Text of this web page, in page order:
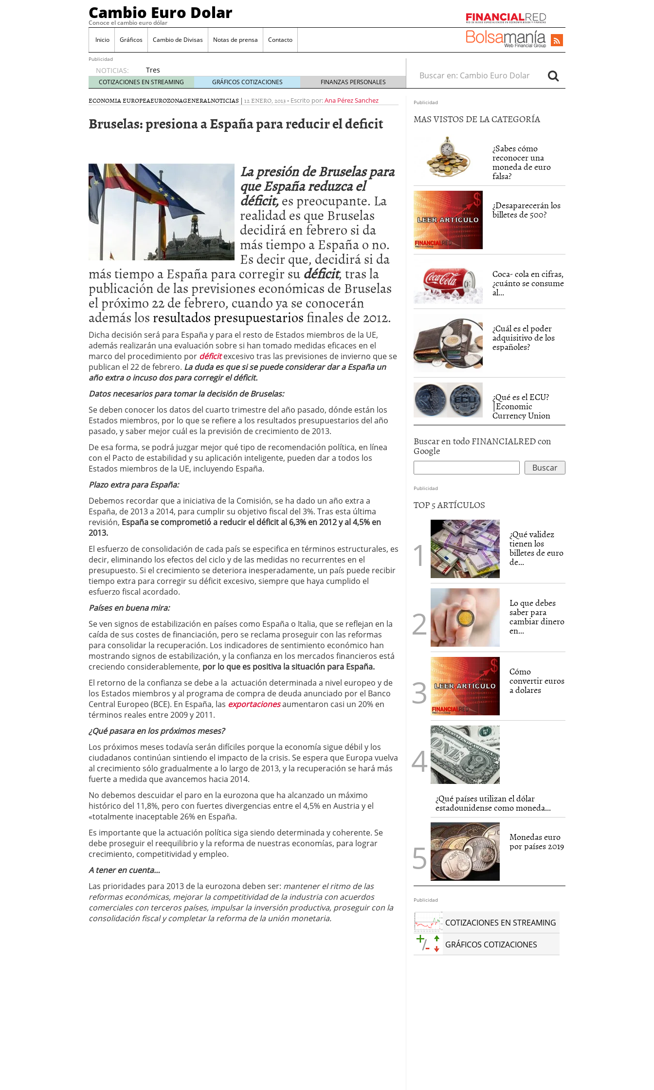
Cambio Euro Dolar
Conoce el cambio euro dólar
Inicio Gráficos Cambio de Divisas Notas de prensa Contacto
Publicidad
NOTICIAS:
Tres
escenarios
posibles
para el
las
26/01/2026
Informe de mercado: el euro se mantiene cerca de 1,174 USD tras rebote
del dólar 21/01/2026
Qué está moviendo hoy el cambio euro-dólar
Contexto del dólar fuerte: próximos reportes de empleo de EE. UU. se
convierten en foco principal para el par EUR/USD 09/01/2026
El dólar vive su mayor caída anual desde 2017 mientras analistas esperan
más debilidad en 2026 05/01/2026
COTIZACIONES EN STREAMING GRÁFICOS COTIZACIONES FINANZAS PERSONALES
Buscar en:
ECONOMIA EUROPEAEUROZONAGENERALNOTICIAS | 12 ENERO, 2013- Escrito por:Ana Pérez Sanchez
Bruselas: presiona a España para reducir el deficit
La presión de Bruselas para
que España reduzca el
déficit,es preocupante. La
realidad es que Bruselas
decidirá en febrero si da
más tiempo a España o no.
Es decir que, decidirá si da
más tiempo a España para corregir sudéficit, tras la
publicación de las previsiones económicas de Bruselas
el próximo 22 de febrero, cuando ya se conocerán
además losresultados presupuestariosfinales de 2012.
Dicha decisión será para España y para el resto de Estados miembros de la UE,
además realizarán una evaluación sobre si han tomado medidas eficaces en el
marco del procedimiento por déficit excesivo tras las previsiones de invierno que se
publican el 22 de febrero. La duda es que si se puede considerar dar a España un
año extra o incuso dos para corregir el déficit.
Datos necesarios para tomar la decisión de Bruselas:
Se deben conocer los datos del cuarto trimestre del año pasado, dónde están los
Estados miembros, por lo que se refiere a los resultados presupuestarios del año
pasado, y saber mejor cuál es la previsión de crecimiento de 2013.
De esa forma, se podrá juzgar mejor qué tipo de recomendación política, en línea
con el Pacto de estabilidad y su aplicación inteligente, pueden dar a todos los
Estados miembros de la UE, incluyendo España.
Plazo extra para España:
Debemos recordar que a iniciativa de la Comisión, se ha dado un año extra a
España, de 2013 a 2014, para cumplir su objetivo fiscal del 3%. Tras esta última
revisión, España se comprometió a reducir el déficit al 6,3% en 2012 y al 4,5% en
2013.
El esfuerzo de consolidación de cada país se especifica en términos estructurales, es
decir, eliminando los efectos del ciclo y de las medidas no recurrentes en el
presupuesto. Si el crecimiento se deteriora inesperadamente, un país puede recibir
tiempo extra para corregir su déficit excesivo, siempre que haya cumplido el
esfuerzo fiscal acordado.
Países en buena mira:
Se ven signos de estabilización en países como España o Italia, que se reflejan en la
caída de sus costes de financiación, pero se reclama proseguir con las reformas
para consolidar la recuperación. Los indicadores de sentimiento económico han
mostrando signos de estabilización, y la confianza en los mercados financieros está
creciendo considerablemente, por lo que es positiva la situación para España.
El retorno de la confianza se debe a la actuación determinada a nivel europeo y de
los Estados miembros y al programa de compra de deuda anunciado por el Banco
Central Europeo (BCE). En España, las exportacionesaumentaron casi un 20% en
términos reales entre 2009 y 2011.
¿Qué pasara en los próximos meses?
Los próximos meses todavía serán difíciles porque la economía sigue débil y los
ciudadanos continúan sintiendo el impacto de la crisis. Se espera que Europa vuelva
al crecimiento sólo gradualmente a lo largo de 2013, y la recuperación se hará más
fuerte a medida que avancemos hacia 2014.
No debemos descuidar el paro en la eurozona que ha alcanzado un máximo
histórico del 11,8%, pero con fuertes divergencias entre el 4,5% en Austria y el
«totalmente inaceptable 26% en España.
Es importante que la actuación política siga siendo determinada y coherente. Se
debe proseguir el reequilibrio y la reforma de nuestras economías, para lograr
crecimiento, competitividad y empleo.
A tener en cuenta…
Las prioridades para 2013 de la eurozona deben ser: mantener el ritmo de las
reformas económicas, mejorar la competitividad de la industria con acuerdos
comerciales con terceros países, impulsar la inversión productiva, proseguir con la
consolidación fiscal y completar la reforma de la unión monetaria.
Publicidad
MAS VISTOS DE LA CATEGORÍA
¿Sabes cómo
reconocer una
moneda de euro
falsa?
¿Desaparecerán los
billetes de 500?
Coca- cola en cifras,
¿cuánto se consume
al...
¿Cuál es el poder
adquisitivo de los
españoles?
¿Qué es el ECU?
|Economic
Currency Union
Buscar en todo FINANCIALRED con
Google
Publicidad
TOP 5 ARTÍCULOS
¿Qué validez
tienen los
billetes de euro
de...
Lo que debes
saber para
cambiar dinero
en...
Cómo
convertir euros
a dolares
¿Qué países utilizan el dólar
estadounidense como moneda...
Monedas euro
por países 2019
Publicidad
COTIZACIONES EN STREAMING
GRÁFICOS COTIZACIONES